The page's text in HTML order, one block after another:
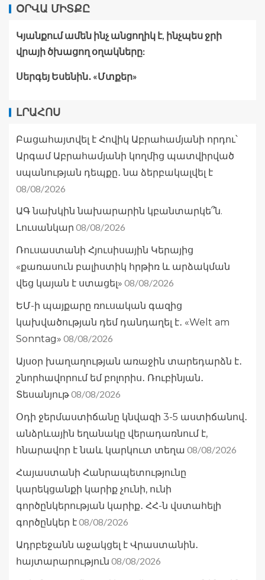
ՕՐՎԱ ՄԻՏՔԸ
Կյանքում ամեն ինչ անցողիկ է, ինչպես ջրի
վրայի ծխացող օղակները:
Սերգեյ Եսենին․ «Մտքեր»
ԼՐԱՀՈՍ
Բացահայտվել է Հովիկ Աբրահամյանի որդու՝
Արգամ Աբրահամյանի կողմից պատվիրված
սպանության դեպքը․ նա ձերբակալվել է
08/08/2026
ԱԳ նախկին նախարարին կբանտարկե՞ն.
Լուսանկար 08/08/2026
Ռուսաստանի Հյուսիսային Կերայից
«քառասուն բալիստիկ հրթիռ և արձակման
վեց կայան է ստացել» 08/08/2026
ԵՄ-ի պայքարը ռուսական գազից
կախվածության դեմ դանդաղել է․ «Welt am
Sonntag» 08/08/2026
Այսօր խաղաղության առաջին տարեդարձն է․
շնորհավորում եմ բոլորիս․ Ռուբինյան․
Տեսանյութ08/08/2026
Օդի ջերմաստիճանը կնվազի 3-5 աստիճանով․
անձրևային եղանակը վերադառնում է,
հնարավոր է նաև կարկուտ տեղա 08/08/2026
Հայաստանի Հանրապետությունը
կարեկցանքի կարիք չունի, ունի
գործընկերության կարիք․ ՀՀ-ն վստահելի
գործընկեր է08/08/2026
Ադրբեջանն աջակցել է Վրաստանին․
հայտարարություն 08/08/2026